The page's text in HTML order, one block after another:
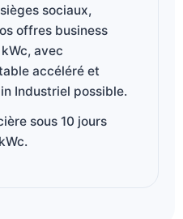
sociaux,
offres business
avec
accéléré et
Industriel possible.
sous 10 jours